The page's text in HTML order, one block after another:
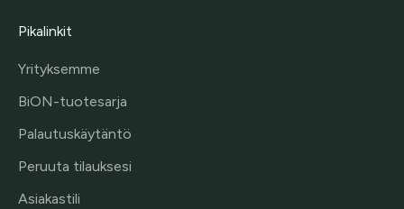
Pikalinkit
Yrityksemme
BiON-tuotesarja
Palautuskäytäntö
Peruuta tilauksesi
Asiakastili